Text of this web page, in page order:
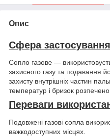
Опис
Сфера застосування
Сопло газове —
захисного газу та подавання
захисту внутрішніх частин
температур і бризок
Переваги
Подовжені газові сопла
важкодоступних місцях.